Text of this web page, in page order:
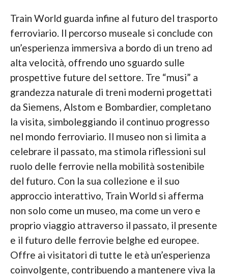
Train World guarda infine al futuro del trasporto
ferroviario. Il percorso museale si conclude con
un’esperienza immersiva a bordo di un treno ad
alta velocità, offrendo uno sguardo sulle
prospettive future del settore. Tre “musi” a
grandezza naturale di treni moderni progettati
da Siemens, Alstom e Bombardier, completano
la visita, simboleggiando il continuo progresso
nel mondo ferroviario. Il museo non si limita a
celebrare il passato, ma stimola riflessioni sul
ruolo delle ferrovie nella mobilità sostenibile
del futuro. Con la sua collezione e il suo
approccio interattivo, Train World si afferma
non solo come un museo, ma come un vero e
proprio viaggio attraverso il passato, il presente
e il futuro delle ferrovie belghe ed europee.
Offre ai visitatori di tutte le età un’esperienza
coinvolgente, contribuendo a mantenere viva la